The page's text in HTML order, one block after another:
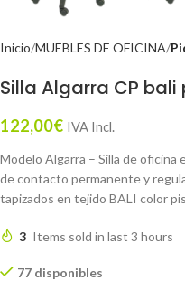
Inicio MUEBLES DE OFICINA
Silla Algarra CP
122,00€ IVA Incl.
Modelo Algarra – Silla de oficina
de contacto permanente y
tapizados en tejido BALI color
3 Items sold in last 3 hours
77 disponibles